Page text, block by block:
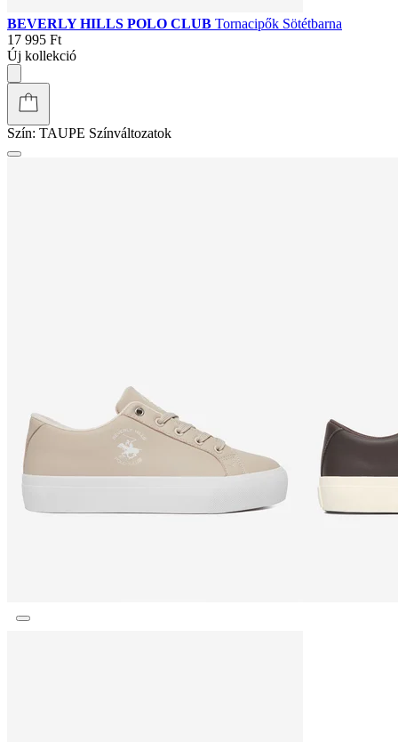
BEVERLY HILLS POLO CLUB Tornacipők Sötétbarna
17 995 Ft
Új kollekció
Szín: TAUPE Színváltozatok